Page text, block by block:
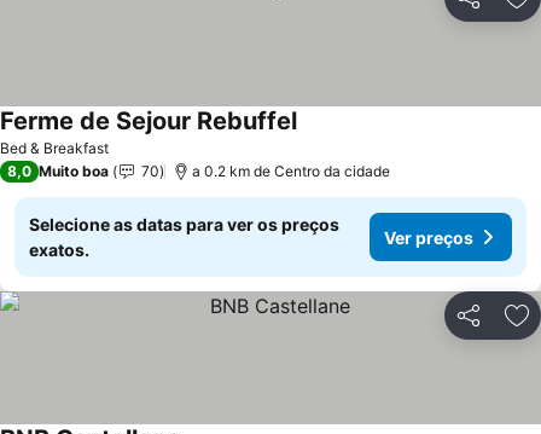
Partilhar
Bed & Breakfast
Ferme de Sejour RebuffelVer preços
8,0 Muito boa 70 a 0.2 km de Centro da cidade
Selecione as datas para ver os preços
exatos.
Ver preços
Partilhar